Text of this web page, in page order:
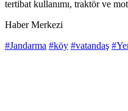
tertibat kullanımı, traktör ve
Haber Merkezi
#Jandarma #köy #vatandaş